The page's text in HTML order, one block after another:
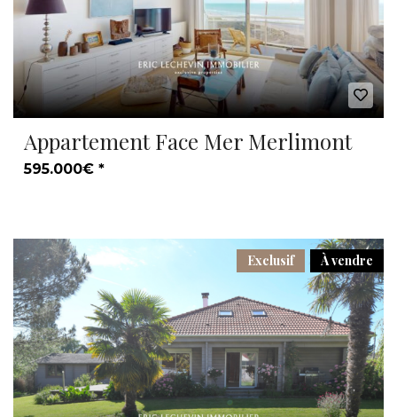
Appartement Face Mer Merlimont
595.000€ *
À vendre
Exclusif